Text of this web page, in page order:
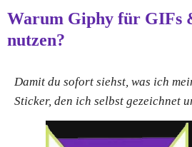
Warum Giphy für GIFs
nutzen?
Damit du sofort siehst, was ich
Sticker, den ich selbst gezeichnet